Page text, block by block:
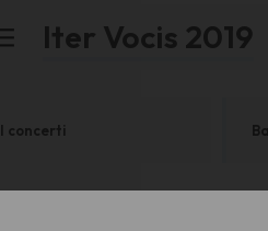
Iter Vocis 2019
I concerti